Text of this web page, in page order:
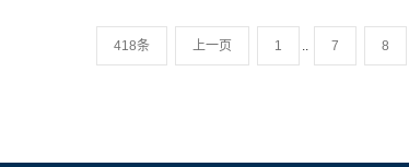
418条 上一页 1 .. 7 8